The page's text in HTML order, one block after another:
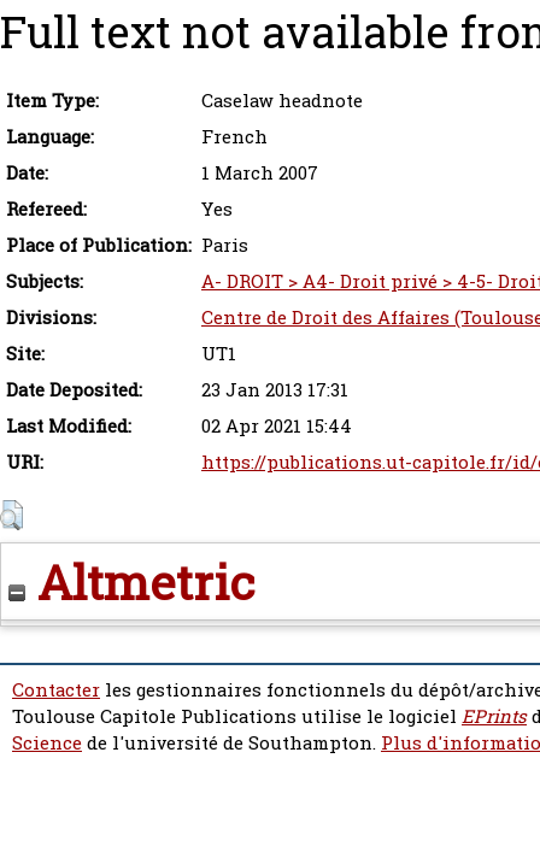
Full text not available
Item Type:
Caselaw headnote
Language:
French
Date:
1 March 2007
Refereed:
Yes
Place of Publication: Paris
Subjects:
A- DROIT > A4- Droit privé > 4-5-
Divisions:
Centre de Droit des Affaires
Site:
UT1
Date Deposited:
23 Jan 2013 17:31
Last Modified:
02 Apr 2021 15:44
URI:
https://publications.ut-capitole.fr/id/
Altmetric
Contacter les gestionnaires fonctionnels du dépôt/
Toulouse Capitole Publications utilise le logiciel EPrints
Sciencede l'université de Southampton. Plus